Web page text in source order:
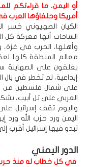
أو اليمن، ما قراءتكم
أمريكا وحلفاؤها العرب
الكيان الصهيوني خسر
الساحات أنها معركة كل
وأهلها، الحرب في
معالم المنطقة كلها
يغلقون على الصهاينة
إبداعية، لم تخطر في
على شمال فلسطين من
العربي على تل أبيب،
واليوم تقف إسرائيل
اليمن ورد حزب الله
تبدو فيها إسرائيل أقرب
الدور اليمني
في كل خطاب له منذ حرب